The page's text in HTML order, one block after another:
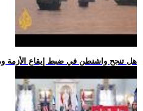
.. هل تنجح واشنطن في ضبط إيقاع الأزمة